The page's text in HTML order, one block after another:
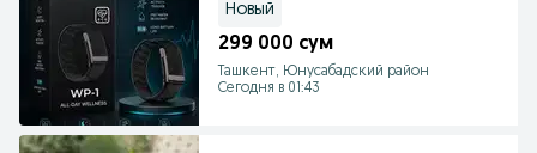
Новый
299 000 сум
Ташкент, Юнусабадский район
Сегодня в 01:43